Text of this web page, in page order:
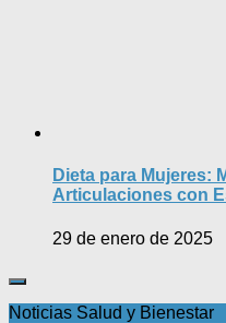
Dieta para Mujeres:
Articulaciones con
29 de enero de 2025
Noticias Salud y Bienestar